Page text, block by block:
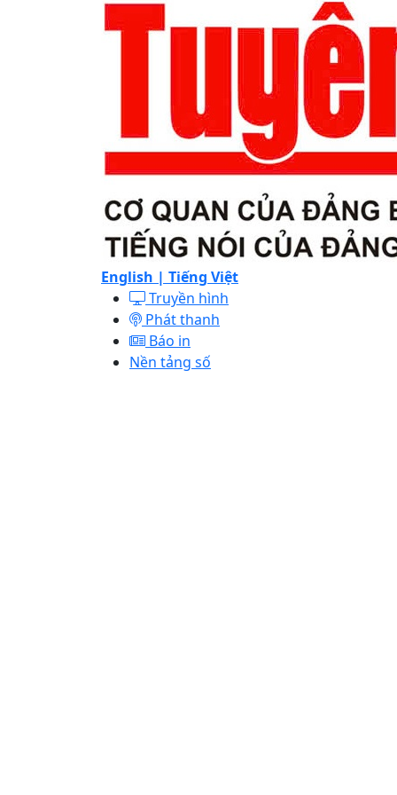
English | Tiếng Việt
Truyền hình
Phát thanh
Báo in
Nền tảng số